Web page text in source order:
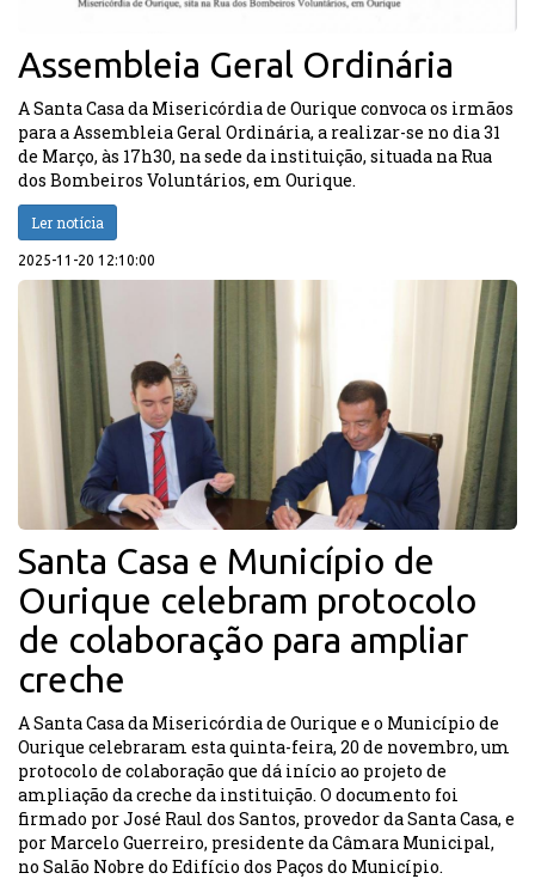
Assembleia Geral Ordinária
A Santa Casa da Misericórdia de Ourique convoca os irmãos
para a Assembleia Geral Ordinária, a realizar-se no dia 31
de Março, às 17h30, na sede da instituição, situada na Rua
dos Bombeiros Voluntários, em Ourique.
Ler notícia
2025-11-20 12:10:00
Santa Casa e Município de
Ourique celebram protocolo
de colaboração para ampliar
creche
A Santa Casa da Misericórdia de Ourique e o Município de
Ourique celebraram esta quinta-feira, 20 de novembro, um
protocolo de colaboração que dá início ao projeto de
ampliação da creche da instituição. O documento foi
firmado por José Raul dos Santos, provedor da Santa Casa, e
por Marcelo Guerreiro, presidente da Câmara Municipal,
no Salão Nobre do Edifício dos Paços do Município.